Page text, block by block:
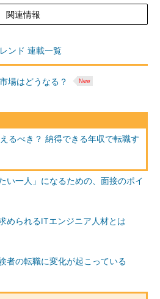
関連情報
ンド 連載一覧
場はどうなる？
るべき？ 納得できる年収で転職す
い一人」になるための、面接のポイ
められるITエンジニア人材とは
者の転職に変化が起こっている